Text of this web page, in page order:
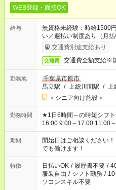
WEB登録・面接OK
給与
無資格未経験：時給
い／週払い制度あり（月
完了次第のお支払いとなり
交通費別途支給あり
交通費 交通費全額支給※
勤務地
千葉県市原市
馬立駅 / 上総川間駅 / 上
＜シニア向け施設＞
勤務時間
★1日6時間～の時短シフトOK ★スタート時間選べます！
16:00 9:00～17:00 11:00～19:00
場合、他のお仕事と合わ
ん ※法令に基づき、週20
となります ※労働者派遣
短時間・短期間の就業は
期間
開始日はご相談くださ
でも働けます！
特徴 日払いOK / 履歴書不要 /
服装自由 / シフト勤務 /
ソコンスキル不要